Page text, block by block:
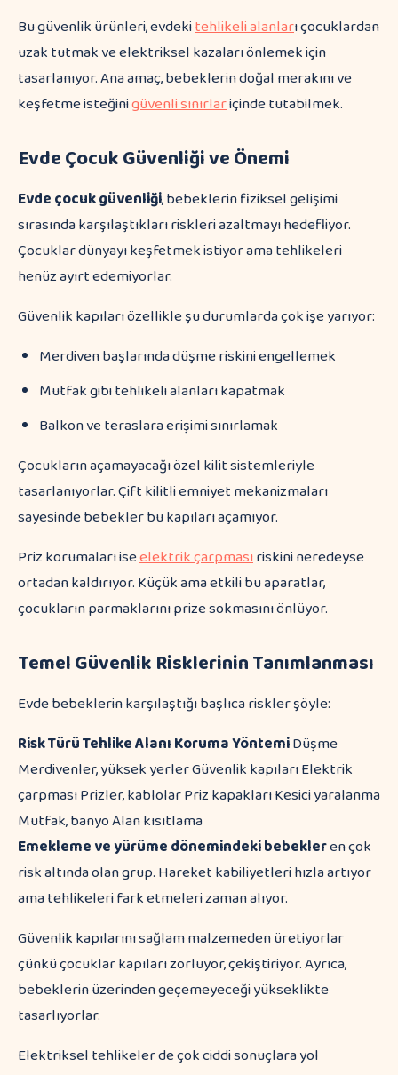
Bu güvenlik ürünleri, evdekitehlikeli alanları çocuklardan
uzak tutmak ve elektriksel kazaları önlemek için
tasarlanıyor. Ana amaç, bebeklerin doğal merakını ve
keşfetme isteğinigüvenli sınırlariçinde tutabilmek.
Evde Çocuk Güvenliği ve Önemi
Evde çocuk güvenliği, bebeklerin fiziksel gelişimi
sırasında karşılaştıkları riskleri azaltmayı hedefliyor.
Çocuklar dünyayı keşfetmek istiyor ama tehlikeleri
henüz ayırt edemiyorlar.
Güvenlik kapıları özellikle şu durumlarda çok işe yarıyor:
Merdiven başlarında düşme riskini engellemek
Mutfak gibi tehlikeli alanları kapatmak
Balkon ve teraslara erişimi sınırlamak
Çocukların açamayacağı özel kilit sistemleriyle
tasarlanıyorlar. Çift kilitli emniyet mekanizmaları
sayesinde bebekler bu kapıları açamıyor.
Priz korumaları iseelektrik çarpmasıriskini neredeyse
ortadan kaldırıyor. Küçük ama etkili bu aparatlar,
çocukların parmaklarını prize sokmasını önlüyor.
Temel Güvenlik Risklerinin Tanımlanması
Evde bebeklerin karşılaştığı başlıca riskler şöyle:
Risk TürüTehlike AlanıKoruma YöntemiDüşme
Merdivenler, yüksek yerler Güvenlik kapıları Elektrik
çarpması Prizler, kablolar Priz kapakları Kesici yaralanma
Mutfak, banyo Alan kısıtlama
Emekleme ve yürüme dönemindeki bebekleren çok
risk altında olan grup. Hareket kabiliyetleri hızla artıyor
ama tehlikeleri fark etmeleri zaman alıyor.
Güvenlik kapılarını sağlam malzemeden üretiyorlar
çünkü çocuklar kapıları zorluyor, çekiştiriyor. Ayrıca,
bebeklerin üzerinden geçemeyeceği yükseklikte
tasarlıyorlar.
Elektriksel tehlikeler de çok ciddi sonuçlara yol